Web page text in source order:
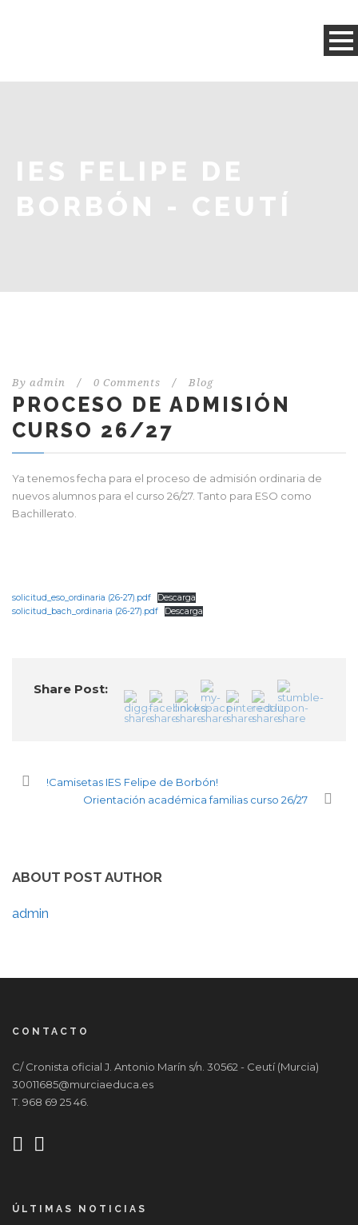
IES FELIPE DE
BORBÓN - CEUTÍ
By admin / 0 Comments / Blog
PROCESO DE ADMISIÓN
CURSO 26/27
Ya tenemos fecha para el proceso de admisión ordinaria de
nuevos alumnos para el curso 26/27. Tanto para ESO como
Bachillerato.
solicitud_eso_ordinaria (26-27).pdf
Descarga
solicitud_bach_ordinaria (26-27).pdf
Descarga
Share Post:
!Camisetas IES Felipe de Borbón!
Orientación académica familias curso 26/27
ABOUT POST AUTHOR
admin
CONTACTO
C/ Cronista oficial J. Antonio Marín s/n. 30562 - Ceutí (Murcia)
30011685@murciaeduca.es
T. 968 69 25 46.
ÚLTIMAS NOTICIAS